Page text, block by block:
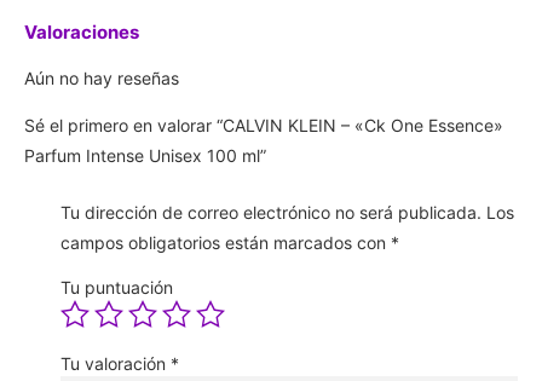
Valoraciones
Aún no hay reseñas
Sé el primero en valorar “CALVIN KLEIN – «Ck One Essence»
Parfum Intense Unisex 100 ml”
Tu dirección de correo electrónico no será publicada. Los
campos obligatorios están marcados con *
Tu puntuación
Tu valoración *